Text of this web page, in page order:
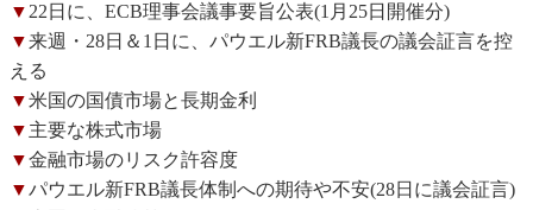
▼22日に、ECB理事会議事要旨公表(1月25日開催分)
▼来週・28日＆1日に、パウエル新FRB議長の議会証言を控
える
▼米国の国債市場と長期金利
▼ 主要な株式市場
▼金融市場のリスク許容度
▼パウエル新FRB議長体制への期待や不安(28日に議会証言)